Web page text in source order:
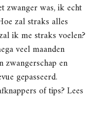
zwanger was, ik echt
zal straks alles
ik me straks voelen?
veel maanden
zwangerschap en
gepasseerd.
of tips? Lees